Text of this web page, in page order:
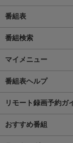
番組表
番組検索
マイメニュー
番組表ヘルプ
リモート録画予約ガ
おすすめ番組